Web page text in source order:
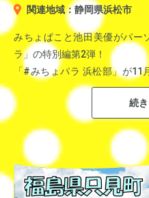
▼back number 全員（清水 依
青山学院大学相模原キャンパ
っている自治体を表彰。
移住者とその暮らしを支援す
公式HP
＜グランプリ＞
長野県原村 橘田 美千代さん
同村商工観光課 和田 祐輔さん
子どもたちの健やかな成長の
り組む姿勢が評価されました。
関連地域：静岡県浜松市
みちょぱこと池田美優がパー
ラ」の特別編第2弾！
「#みちょパラ 浜松部」が11
ました。
みちょぱの生まれ故郷、浜松
ゲストには浜松市観光大使
ー。が登壇。みちょぱと同じ
小・中・大学時代を過ごした
グルメなどを紹介いただきまし